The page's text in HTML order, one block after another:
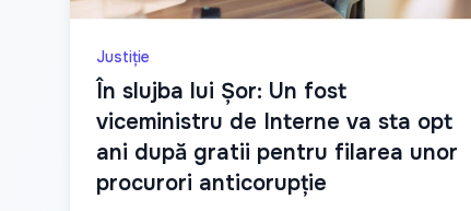
Justiție
În slujba lui Șor: Un fost
viceministru de Interne va sta opt
ani după gratii pentru filarea unor
procurori anticorupție